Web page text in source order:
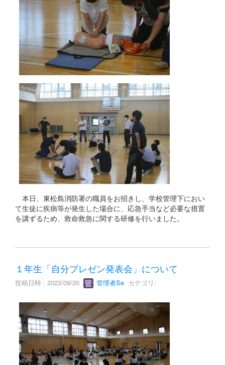
本日、東松島消防署の職員をお招きし、学校管理下におい
て生徒に疾病等が発生した場合に、応急手当など必要な措置
を講ずるため、救命救急に関する研修を行いました。
１年生「自分プレゼン発表会」について
投稿日時 : 2023/09/20 管理者Se カテゴリ: